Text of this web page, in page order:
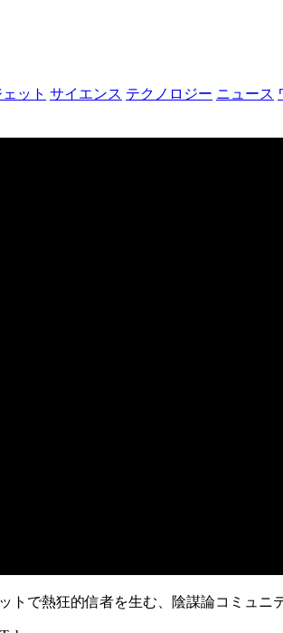
ット サイエンス テクノロジー ニュース
で熱狂的信者を生む、陰謀論コミュニ